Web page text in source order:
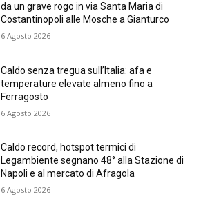
da un grave rogo in via Santa Maria di
Costantinopoli alle Mosche a Gianturco
6 Agosto 2026
Caldo senza tregua sull’Italia: afa e
temperature elevate almeno fino a
Ferragosto
6 Agosto 2026
Caldo record, hotspot termici di
Legambiente segnano 48° alla Stazione di
Napoli e al mercato di Afragola
6 Agosto 2026